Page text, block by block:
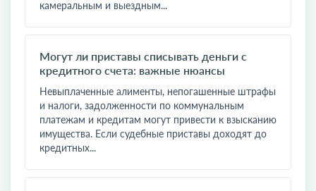
камеральным и выездным...
Могут ли приставы списывать деньги с
кредитного счета: важные нюансы
Невыплаченные алименты, непогашенные штрафы
и налоги, задолженности по коммунальным
платежам и кредитам могут привести к взысканию
имущества. Если судебные приставы доходят до
кредитных...